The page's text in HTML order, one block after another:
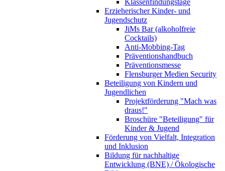
Klassenfindungstage
Erzieherischer Kinder- und
Jugendschutz
JiMs Bar (alkoholfreie
Cocktails)
Anti-Mobbing-Tag
Präventionshandbuch
Präventionsmesse
Flensburger Medien Security
Beteiligung von Kindern und
Jugendlichen
Projektförderung "Mach was
draus!"
Broschüre "Beteiligung" für
Kinder & Jugend
Förderung von Vielfalt, Integration
und Inklusion
Bildung für nachhaltige
Entwicklung (BNE) / Ökologische